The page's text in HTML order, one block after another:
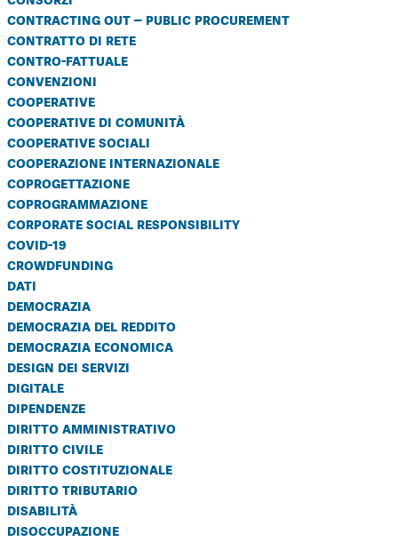
contracting out – public procurement
contratto di rete
contro-fattuale
convenzioni
cooperative
cooperative di comunità
cooperative sociali
cooperazione internazionale
coprogettazione
coprogrammazione
corporate social responsibility
covid-19
crowdfunding
dati
democrazia
democrazia del reddito
democrazia economica
design dei servizi
digitale
dipendenze
diritto amministrativo
diritto civile
diritto costituzionale
diritto tributario
disabilità
disoccupazione